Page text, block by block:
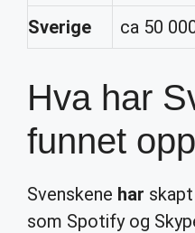
Sverige ca 50
Hva har
funnet
Svenskene har
som Spotify og